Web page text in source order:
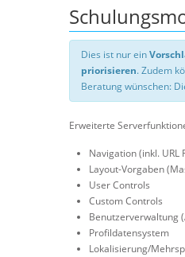
Dies ist nur ein
priorisieren. Zudem
Beratung wünschen:
Erweiterte
Navigation (inkl. URL
Layout-Vorgaben
User Controls
Custom Controls
Benutzerverwaltung
Profildatensystem
Lokalisierung/